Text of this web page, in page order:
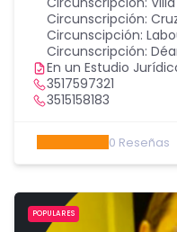
Circunscripción:
Circunscipción:
Circunscripción:
En un Estudio
3517597321
3515158183
0 Reseñas
POPULARES